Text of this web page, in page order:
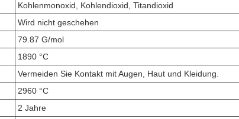
Kohlenmonoxid, Kohlendioxid, Titandioxid
Wird nicht geschehen
79.87 G/mol
1890 °C
Vermeiden Sie Kontakt mit Augen, Haut und Kleidung.
2960 °C
2 Jahre